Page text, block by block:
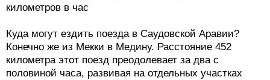
километров в час
Куда могут ездить поезда в Саудовской Аравии?
Конечно же из Мекки в Медину. Расстояние 452
километра этот поезд преодолевает за два с
половиной часа, развивая на отдельных участках